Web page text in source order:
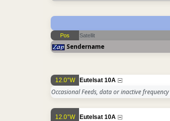
Pos Satellit
Sendername
12.0°W Eutelsat 10A
Occasional Feeds, data or inactive frequency
12.0°W Eutelsat 10A